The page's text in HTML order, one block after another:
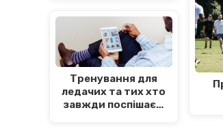
Тренування для
ледачих та тих хто
завжди поспішає…